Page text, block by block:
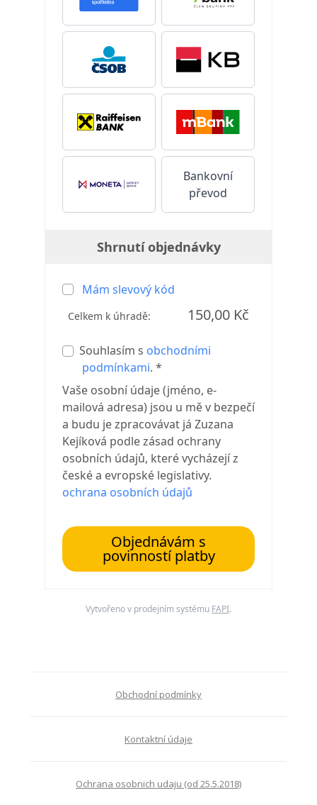
Bankovní
převod
Shrnutí objednávky
Mám slevový kód
Celkem k úhradě: 150,00 Kč
Souhlasím s obchodními
podmínkami. *
Vaše osobní údaje (jméno, e-
mailová adresa) jsou u mě v bezpečí
a budu je zpracovávat já Zuzana
Kejíková podle zásad ochrany
osobních údajů, které vycházejí z
české a evropské legislativy.
ochrana osobních údajů
Objednávám s
povinností platby
Vytvořeno v prodejním systému FAPI.
Obchodní podmínky
Kontaktní údaje
Ochrana osobnich udaju (od 25.5.2018)